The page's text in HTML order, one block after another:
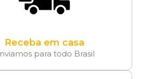
Receba em casa
para todo Brasil